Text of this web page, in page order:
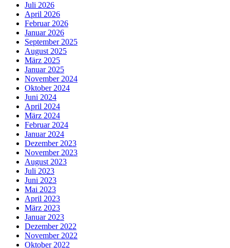
Juli 2026
April 2026
Februar 2026
Januar 2026
September 2025
August 2025
März 2025
Januar 2025
November 2024
Oktober 2024
Juni 2024
April 2024
März 2024
Februar 2024
Januar 2024
Dezember 2023
November 2023
August 2023
Juli 2023
Juni 2023
Mai 2023
April 2023
März 2023
Januar 2023
Dezember 2022
November 2022
Oktober 2022